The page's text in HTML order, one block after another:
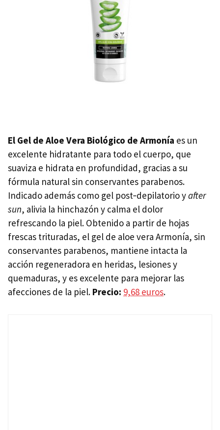
El Gel de Aloe Vera Biológico de Armonía es un
excelente hidratante para todo el cuerpo, que
suaviza e hidrata en profundidad, gracias a su
fórmula natural sin conservantes parabenos.
Indicado además como gel post‐depilatorio yafter
sun, alivia la hinchazón y calma el dolor
refrescando la piel. Obtenido a partir de hojas
frescas trituradas, el gel de aloe vera Armonía, sin
conservantes parabenos, mantiene intacta la
acción regeneradora en heridas, lesiones y
quemaduras, y es excelente para mejorar las
afecciones de la piel. Precio: 9,68 euros.